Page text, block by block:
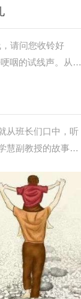
的样子。
请问您收铃好
咽的试线声。从走
别绪，总是这样揪
从班长们口中，听
慧副教授的故事，
还夹杂着一丝怀